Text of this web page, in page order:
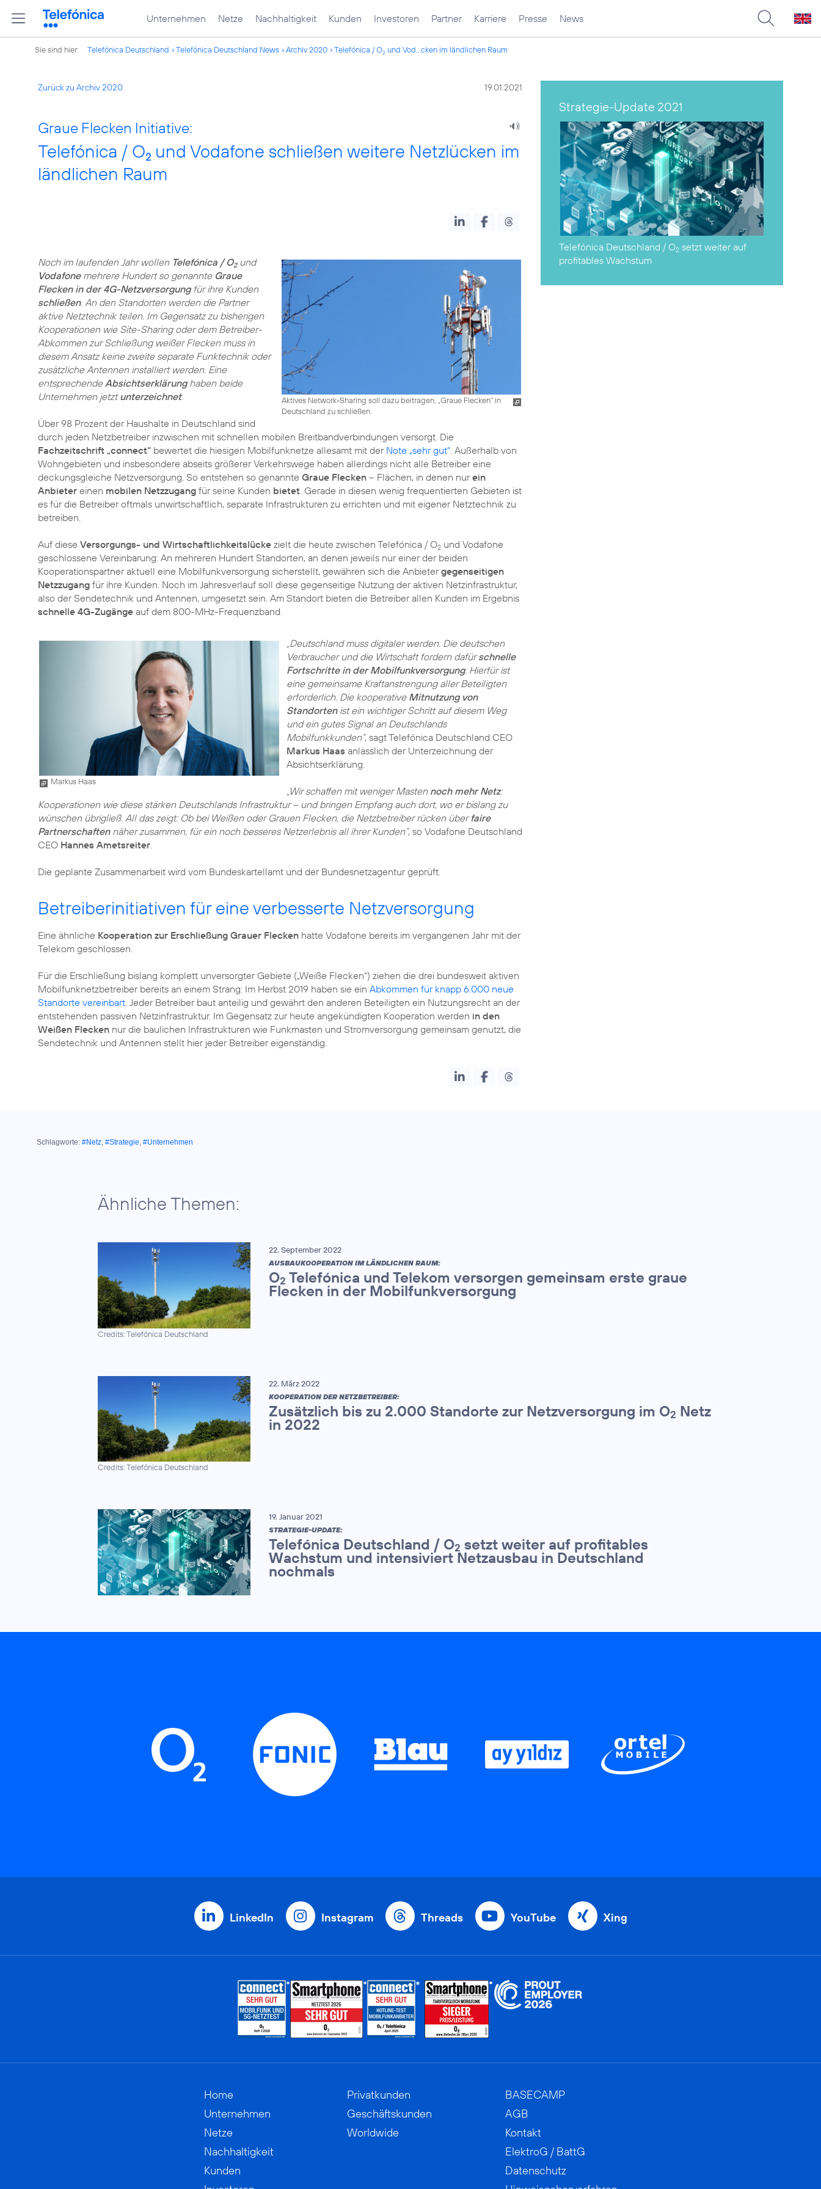
Unternehmen Netze Nachhaltigkeit Kunden Investoren Partner Karriere Presse News
Sie sind hier: Telefónica Deutschland Telefónica Deutschland News Archiv 2020 Telefónica / O2 und Vod...cken im ländlichen Raum
Zurück zu Archiv 2020 19.01.2021
Graue Flecken Initiative:
Telefónica / O2 und Vodafone schließen weitere Netzlücken im
ländlichen Raum
Aktives Network-Sharing soll dazu beitragen, „Graue Flecken“ in
Deutschland zu schließen.
Noch im laufenden Jahr wollen Telefónica / O2und
Vodafonemehrere Hundert so genannte Graue
Flecken in der 4G-Netzversorgungfür ihre Kunden
schließen. An den Standorten werden die Partner
aktive Netztechnik teilen. Im Gegensatz zu bisherigen
Kooperationen wie Site-Sharing oder dem Betreiber-
Abkommen zur Schließung weißer Flecken muss in
diesem Ansatz keine zweite separate Funktechnik oder
zusätzliche Antennen installiert werden. Eine
entsprechendeAbsichtserklärunghaben beide
Unternehmen jetztunterzeichnet.
Über 98 Prozent der Haushalte in Deutschland sind
durch jeden Netzbetreiber inzwischen mit schnellen mobilen Breitbandverbindungen versorgt. Die
Fachzeitschrift „connect“ bewertet die hiesigen Mobilfunknetze allesamt mit der Note „sehr gut“. Außerhalb von
Wohngebieten und insbesondere abseits größerer Verkehrswege haben allerdings nicht alle Betreiber eine
deckungsgleiche Netzversorgung. So entstehen so genannte Graue Flecken – Flächen, in denen nurein
Anbieter einen mobilen Netzzugang für seine Kunden bietet. Gerade in diesen wenig frequentierten Gebieten ist
es für die Betreiber oftmals unwirtschaftlich, separate Infrastrukturen zu errichten und mit eigener Netztechnik zu
betreiben.
Auf diese Versorgungs- und Wirtschaftlichkeitslücke zielt die heute zwischen Telefónica / O2 und Vodafone
geschlossene Vereinbarung: An mehreren Hundert Standorten, an denen jeweils nur einer der beiden
Kooperationspartner aktuell eine Mobilfunkversorgung sicherstellt, gewähren sich die Anbietergegenseitigen
Netzzugang für ihre Kunden. Noch im Jahresverlauf soll diese gegenseitige Nutzung der aktiven Netzinfrastruktur,
also der Sendetechnik und Antennen, umgesetzt sein. Am Standort bieten die Betreiber allen Kunden im Ergebnis
schnelle 4G-Zugänge auf dem 800-MHz-Frequenzband.
Markus Haas
„Deutschland muss digitaler werden. Die deutschen
Verbraucher und die Wirtschaft fordern dafürschnelle
Fortschritte in der Mobilfunkversorgung. Hierfür ist
eine gemeinsame Kraftanstrengung aller Beteiligten
erforderlich. Die kooperative Mitnutzung von
Standortenist ein wichtiger Schritt auf diesem Weg
und ein gutes Signal an Deutschlands
Mobilfunkkunden“, sagt Telefónica Deutschland CEO
Markus Haas anlässlich der Unterzeichnung der
Absichtserklärung.
„Wir schaffen mit weniger Masten noch mehr Netz:
Kooperationen wie diese stärken Deutschlands Infrastruktur – und bringen Empfang auch dort, wo er bislang zu
wünschen übrigließ. All das zeigt: Ob bei Weißen oder Grauen Flecken, die Netzbetreiber rücken überfaire
Partnerschaftennäher zusammen, für ein noch besseres Netzerlebnis all ihrer Kunden“, so Vodafone Deutschland
CEO Hannes Ametsreiter.
Die geplante Zusammenarbeit wird vom Bundeskartellamt und der Bundesnetzagentur geprüft.
Betreiberinitiativen für eine verbesserte Netzversorgung
Eine ähnliche Kooperation zur Erschließung Grauer Flecken hatte Vodafone bereits im vergangenen Jahr mit der
Telekom geschlossen.
Für die Erschließung bislang komplett unversorgter Gebiete („Weiße Flecken“) ziehen die drei bundesweit aktiven
Mobilfunknetzbetreiber bereits an einem Strang: Im Herbst 2019 haben sie ein Abkommen für knapp 6.000 neue
Standorte vereinbart. Jeder Betreiber baut anteilig und gewährt den anderen Beteiligten ein Nutzungsrecht an der
entstehenden passiven Netzinfrastruktur. Im Gegensatz zur heute angekündigten Kooperation werden in den
Weißen Flecken nur die baulichen Infrastrukturen wie Funkmasten und Stromversorgung gemeinsam genutzt, die
Strategie-Update 2021
Telefónica Deutschland / O2 setzt weiter auf
profitables Wachstum
Schlagworte: #Netz, #Strategie, #Unternehmen
Ähnliche Themen:
Credits: Telefónica Deutschland
22. September 2022
AUSBAUKOOPERATION IM LÄNDLICHEN RAUM:
O2 Telefónica und Telekom versorgen gemeinsam erste graue
Flecken in der Mobilfunkversorgung
Credits: Telefónica Deutschland
22. März 2022
KOOPERATION DER NETZBETREIBER:
Zusätzlich bis zu 2.000 Standorte zur Netzversorgung im O2 Netz
in 2022
19. Januar 2021
STRATEGIE-UPDATE:
Telefónica Deutschland / O2 setzt weiter auf profitables
Wachstum und intensiviert Netzausbau in Deutschland
nochmals
LinkedIn Instagram Threads YouTube Xing
Home
Unternehmen
Netze
Nachhaltigkeit
Kunden
Privatkunden
Geschäftskunden
Worldwide
BASECAMP
AGB
Kontakt
ElektroG / BattG
Datenschutz